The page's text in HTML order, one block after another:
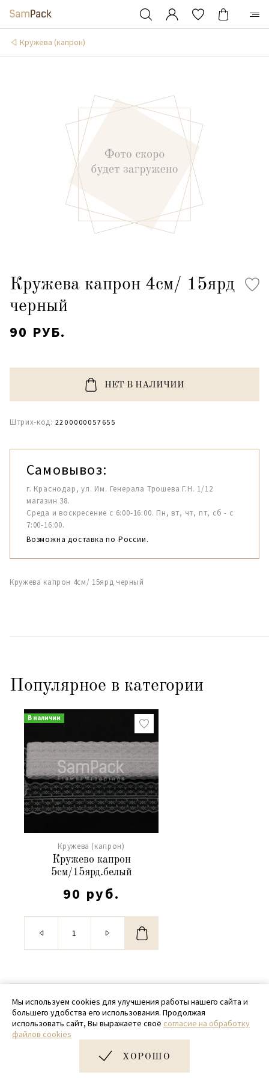
Кружева (капрон)
Кружева капрон 4см/ 15ярд
черный
90 РУБ.
НЕТ В НАЛИЧИИ
Штрих-код: 2200000057655
Самовывоз:
г. Краснодар, ул. Им. Генерала Трошева Г.Н. 1/12
магазин 38.
Среда и воскресение с 6:00-16:00. Пн, вт, чт, пт, сб - с
7:00-16:00.
Возможна доставка по России.
Кружева капрон 4см/ 15ярд черный
Популярное в категории
В наличии
Кружева (капрон)
Кружево капрон
5см/15ярд.белый
90 руб.
© 2020 - 2026 SamPack
+ 7 (918) 699-97-87
zakaz@sampack.store
Дизайн и разработка сайта
Мы используем cookies для улучшения работы нашего сайта и
большего удобства его использования. Продолжая
использовать сайт, Вы выражаете своё согласие на обработку
файлов cookies
ХОРОШО